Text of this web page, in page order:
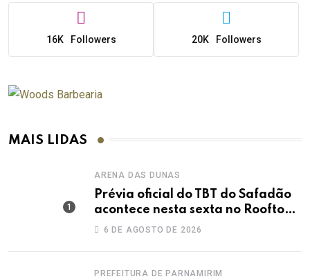
16K Followers 20K Followers
MAIS LIDAS
ARENA DAS DUNAS
Prévia oficial do TBT do Safadão
acontece nesta sexta no Rooftop
Dunas
6 DE AGOSTO DE 2026
PREFEITURA DE PARNAMIRIM